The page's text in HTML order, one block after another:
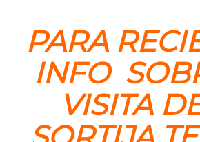
PARA
INFO
VISITA